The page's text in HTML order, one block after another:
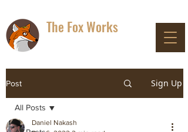
The Fox Works
Post Sign Up
All Posts
Daniel Nakash